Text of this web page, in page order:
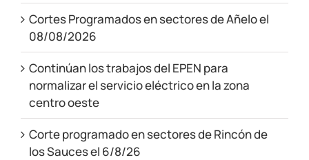
Cortes Programados en sectores de Añelo el
08/08/2026
Continúan los trabajos del EPEN para
normalizar el servicio eléctrico en la zona
centro oeste
Corte programado en sectores de Rincón de
los Sauces el 6/8/26